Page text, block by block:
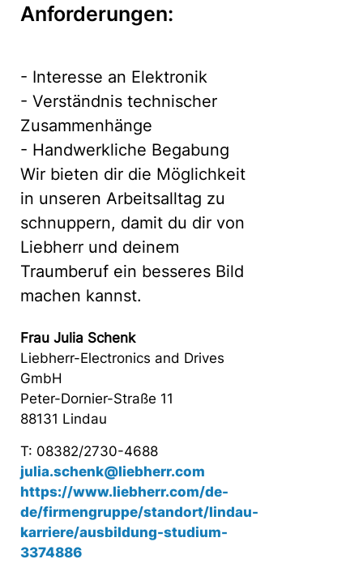
Anforderungen:
- Interesse an Elektronik
- Verständnis technischer
Zusammenhänge
- Handwerkliche Begabung
Wir bieten dir die Möglichkeit
in unseren Arbeitsalltag zu
schnuppern, damit du dir von
Liebherr und deinem
Traumberuf ein besseres Bild
machen kannst.
Frau Julia Schenk
Liebherr-Electronics and Drives
GmbH
Peter-Dornier-Straße 11
88131 Lindau
T: 08382/2730-4688
julia.schenk@liebherr.com
https://www.liebherr.com/de-
de/firmengruppe/standort/lindau-
karriere/ausbildung-studium-
3374886